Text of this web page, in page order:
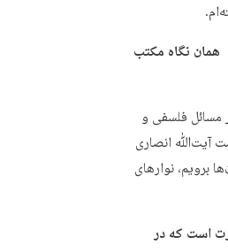
نگاه مکتب
مسائل فلسفی و
آیت‌ﷲ انصاری
برویم، نوارهای
است که در